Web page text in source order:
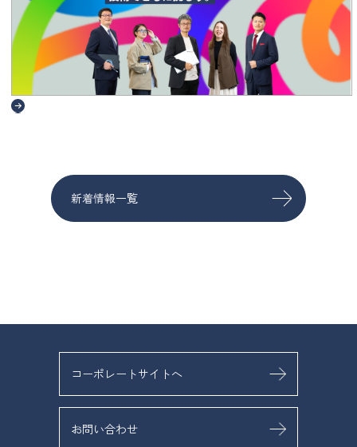
新着情報一覧
コーポレートサイトへ
お問い合わせ